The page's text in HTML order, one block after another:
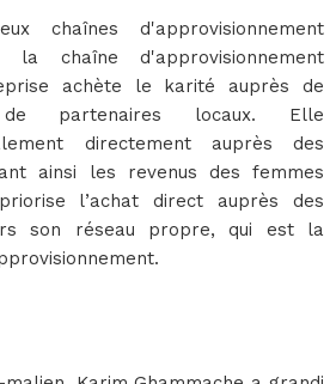
chaînes d'approvisionnement
chaîne d'approvisionnement
achète le karité auprès de
partenaires locaux. Elle
directement auprès des
ainsi les revenus des femmes
l’achat direct auprès des
son réseau propre, qui est la